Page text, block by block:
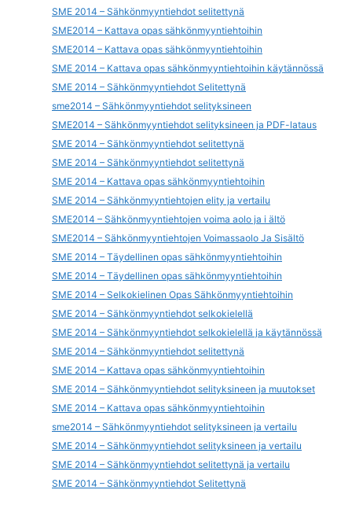
SME 2014 – Sähkönmyyntiehdot selitettynä
SME2014 – Kattava opas sähkönmyyntiehtoihin
SME2014 – Kattava opas sähkönmyyntiehtoihin
SME 2014 – Kattava opas sähkönmyyntiehtoihin käytännössä
SME 2014 – Sähkönmyyntiehdot Selitettynä
sme2014 – Sähkönmyyntiehdot selityksineen
SME2014 – Sähkönmyyntiehdot selityksineen ja PDF-lataus
SME 2014 – Sähkönmyyntiehdot selitettynä
SME 2014 – Sähkönmyyntiehdot selitettynä
SME 2014 – Kattava opas sähkönmyyntiehtoihin
SME 2014 – Sähkönmyyntiehtojen elity ja vertailu
SME2014 – Sähkönmyyntiehtojen voima aolo ja i ältö
SME2014 – Sähkönmyyntiehtojen Voimassaolo Ja Sisältö
SME 2014 – Täydellinen opas sähkönmyyntiehtoihin
SME 2014 – Täydellinen opas sähkönmyyntiehtoihin
SME 2014 – Selkokielinen Opas Sähkönmyyntiehtoihin
SME 2014 – Sähkönmyyntiehdot selkokielellä
SME 2014 – Sähkönmyyntiehdot selkokielellä ja käytännössä
SME 2014 – Sähkönmyyntiehdot selitettynä
SME 2014 – Kattava opas sähkönmyyntiehtoihin
SME 2014 – Sähkönmyyntiehdot selityksineen ja muutokset
SME 2014 – Kattava opas sähkönmyyntiehtoihin
sme2014 – Sähkönmyyntiehdot selityksineen ja vertailu
SME 2014 – Sähkönmyyntiehdot selityksineen ja vertailu
SME 2014 – Sähkönmyyntiehdot selitettynä ja vertailu
SME 2014 – Sähkönmyyntiehdot Selitettynä